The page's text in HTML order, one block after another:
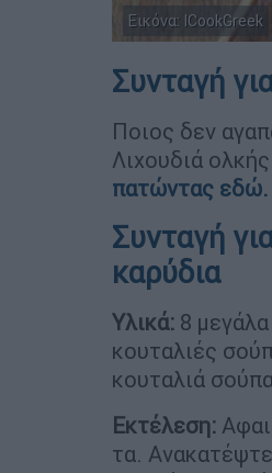
Εικόνα: ICookGreek
Συνταγή
Ποιος δεν
Λιχουδιά
πατώντας εδώ.
Συνταγή
καρύδια
Υλικά: 8
κουταλιές
κουταλιά
Εκτέλεση:
τα. Ανακατέψτε